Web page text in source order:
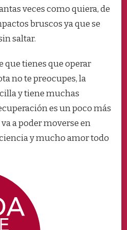
veces como quiera, de
bruscos ya que se
saltar.
que tienes que operar
no te preocupes, la
y tiene muchas
es un poco más
a poder moverse en
y mucho amor todo